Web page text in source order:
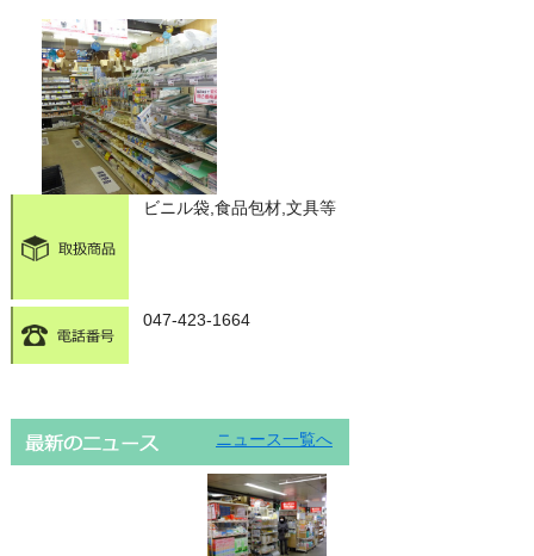
ビニル袋,食品包材,文具等
047-423-1664
ニュース一覧へ